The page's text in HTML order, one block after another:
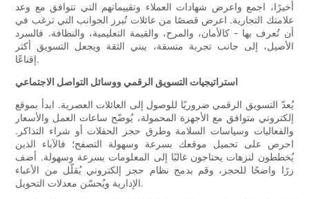
أخيرًا، اجمع واعرض شهادات العملاء وتقييماتهم التي تتوافق مع وعد
علامتك التجارية. اعرض قصصًا من عائلات تُبرز الجوانب التي ترغب في
أن تُعرف بها - كالأمان، والمرح، والقيمة التعليمية، والنظافة. فالسرد
الأصيل، إلى جانب تجربة متسقة، يبني الثقة ويجعل التسويق أكثر
إقناعًا.
استراتيجيات التسويق الرقمي ووسائل التواصل الاجتماعي
يُعدّ التسويق الرقمي ضروريًا للوصول إلى العائلات العصرية. ابدأ بموقع
إلكتروني متوافق مع الأجهزة المحمولة، يُوضّح ساعات العمل والأسعار
والفعاليات وسياسات السلامة وطرق حجز الحفلات أو شراء التذاكر.
احرص على تحميل موقعك بسرعة وسهولة التصفح؛ فالآباء الذين
يُخططون لنزهات يحتاجون غالبًا إلى المعلومات بسرعة وسهولة. أضف
زرًا واضحًا للحجز، وقم بدمج نظام حجز إلكتروني يُقلّل من الأعباء
الإدارية ويُحسّن معدلات التحويل.